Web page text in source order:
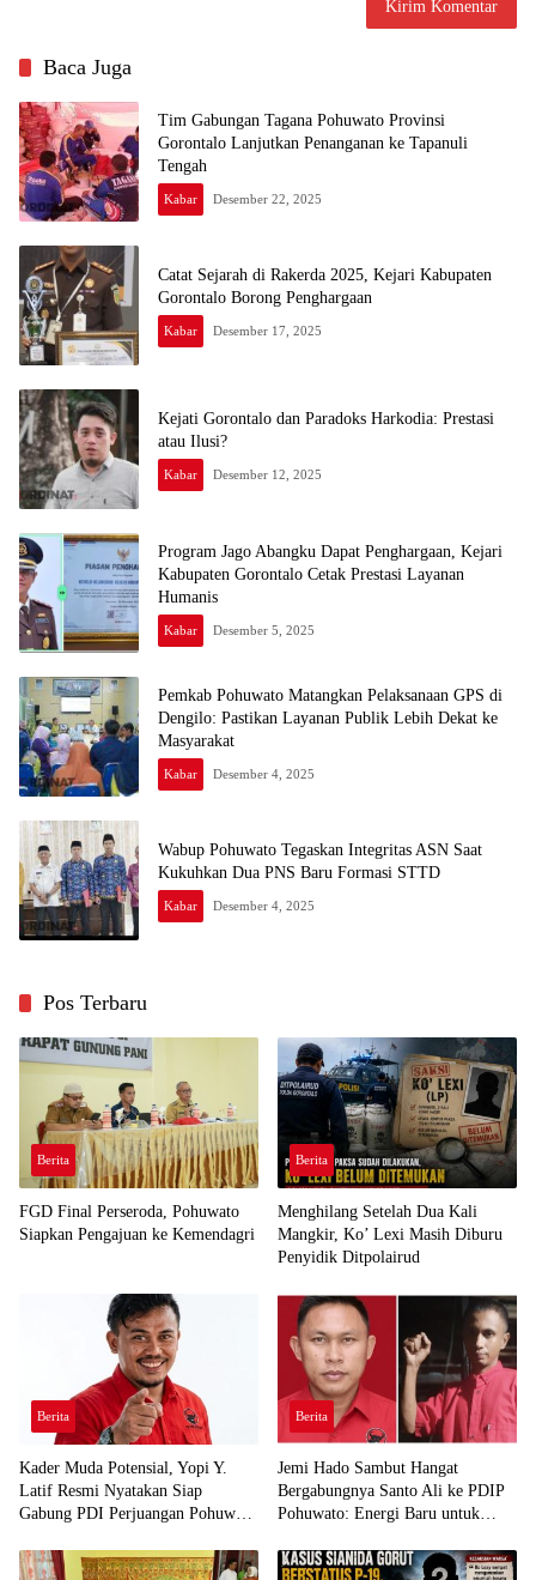
Baca Juga
Tim Gabungan Tagana Pohuwato Provinsi
Gorontalo Lanjutkan Penanganan ke Tapanuli
Tengah
Kabar Desember 22, 2025
Catat Sejarah di Rakerda 2025, Kejari Kabupaten
Gorontalo Borong Penghargaan
Kabar Desember 17, 2025
Kejati Gorontalo dan Paradoks Harkodia: Prestasi
atau Ilusi?
Kabar Desember 12, 2025
Program Jago Abangku Dapat Penghargaan, Kejari
Kabupaten Gorontalo Cetak Prestasi Layanan
Humanis
Kabar Desember 5, 2025
Pemkab Pohuwato Matangkan Pelaksanaan GPS di
Dengilo: Pastikan Layanan Publik Lebih Dekat ke
Masyarakat
Kabar Desember 4, 2025
Wabup Pohuwato Tegaskan Integritas ASN Saat
Kukuhkan Dua PNS Baru Formasi STTD
Kabar Desember 4, 2025
Pos Terbaru
Berita
FGD Final Perseroda, Pohuwato
Siapkan Pengajuan ke Kemendagri
Berita
Menghilang Setelah Dua Kali
Mangkir, Ko’ Lexi Masih Diburu
Penyidik Ditpolairud
Berita
Kader Muda Potensial, Yopi Y.
Latif Resmi Nyatakan Siap
Gabung PDI Perjuangan Pohuwato
Berita
Jemi Hado Sambut Hangat
Bergabungnya Santo Ali ke PDIP
Pohuwato: Energi Baru untuk